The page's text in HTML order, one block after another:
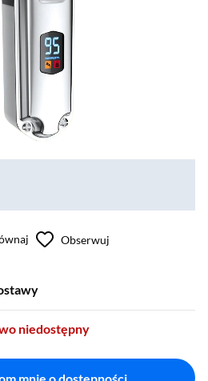
Obserwuj
niedostępny
mnie o dostępności